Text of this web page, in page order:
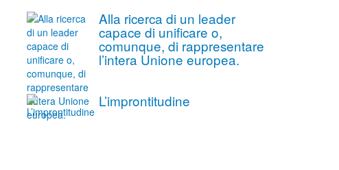
Alla ricerca di un leader
capace di unificare o,
comunque, di rappresentare
l’intera Unione europea.
L’improntitudine